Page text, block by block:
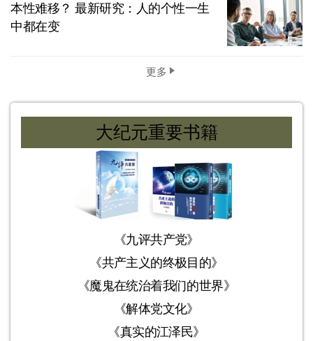
本性难移？ 最新研究：人的个性一生
中都在变
更多
大纪元重要书籍
《九评共产党》
《共产主义的终极目的》
《魔鬼在统治着我们的世界》
《解体党文化》
《真实的江泽民》